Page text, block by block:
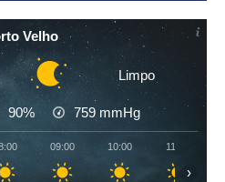
Velho
Limpo
90% 759 mmHg
09:00 10:00 11:00
›